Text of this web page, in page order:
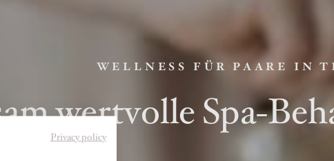
WELLNESS FÜR PAARE IN
wertvolle Spa-
Privacy policy